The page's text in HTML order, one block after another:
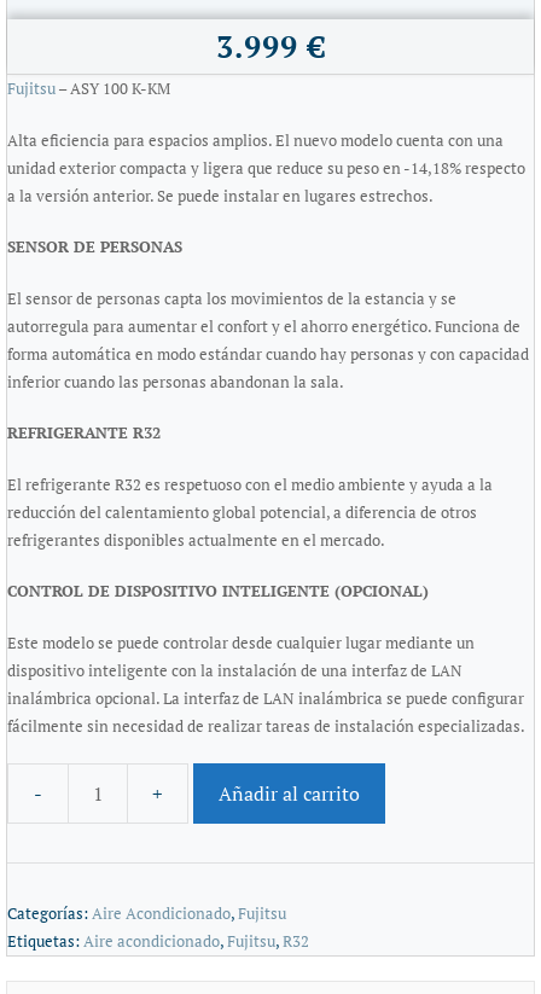
3.999 €
Fujitsu– ASY 100 K-KM
Alta eficiencia para espacios amplios. El nuevo modelo cuenta con una
unidad exterior compacta y ligera que reduce su peso en -14,18% respecto
a la versión anterior. Se puede instalar en lugares estrechos.
SENSOR DE PERSONAS
El sensor de personas capta los movimientos de la estancia y se
autorregula para aumentar el confort y el ahorro energético. Funciona de
forma automática en modo estándar cuando hay personas y con capacidad
inferior cuando las personas abandonan la sala.
REFRIGERANTE R32
El refrigerante R32 es respetuoso con el medio ambiente y ayuda a la
reducción del calentamiento global potencial, a diferencia de otros
refrigerantes disponibles actualmente en el mercado.
CONTROL DE DISPOSITIVO INTELIGENTE (OPCIONAL)
Este modelo se puede controlar desde cualquier lugar mediante un
dispositivo inteligente con la instalación de una interfaz de LAN
inalámbrica opcional. La interfaz de LAN inalámbrica se puede configurar
fácilmente sin necesidad de realizar tareas de instalación especializadas.
Añadir al carrito
Categorías:Aire Acondicionado,Fujitsu
Etiquetas:Aire acondicionado,Fujitsu,R32